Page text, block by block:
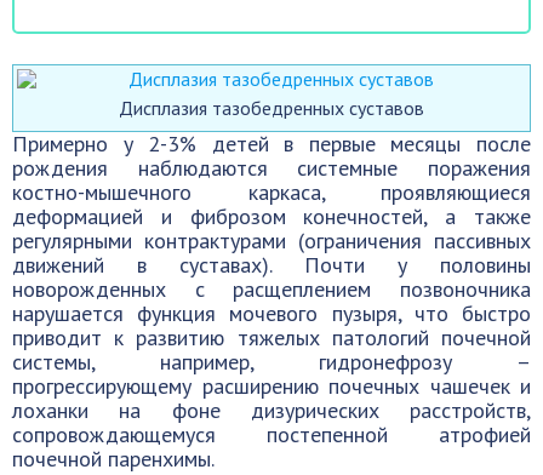
Дисплазия тазобедренных суставов
Примерно у 2-3% детей в первые месяцы после
рождения наблюдаются системные поражения
костно-мышечного каркаса, проявляющиеся
деформацией и фиброзом конечностей, а также
регулярными контрактурами (ограничения пассивных
движений в суставах). Почти у половины
новорожденных с расщеплением позвоночника
нарушается функция мочевого пузыря, что быстро
приводит к развитию тяжелых патологий почечной
системы, например, гидронефрозу –
прогрессирующему расширению почечных чашечек и
лоханки на фоне дизурических расстройств,
сопровождающемуся постепенной атрофией
почечной паренхимы.